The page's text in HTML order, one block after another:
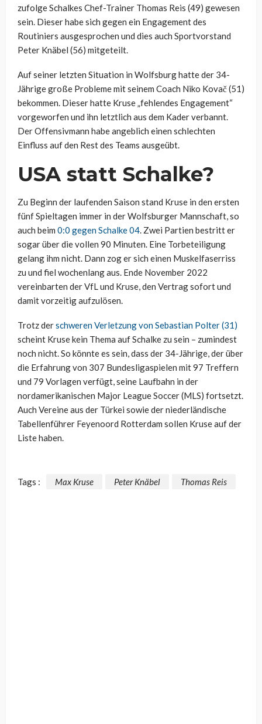
zufolge Schalkes Chef-Trainer Thomas Reis (49) gewesen
sein. Dieser habe sich gegen ein Engagement des
Routiniers ausgesprochen und dies auch Sportvorstand
Peter Knäbel (56) mitgeteilt.
Auf seiner letzten Situation in Wolfsburg hatte der 34-
Jährige große Probleme mit seinem Coach Niko Kovač (51)
bekommen. Dieser hatte Kruse „fehlendes Engagement“
vorgeworfen und ihn letztlich aus dem Kader verbannt.
Der Offensivmann habeangeblich einen schlechten
Einfluss auf den Rest des Teams ausgeübt.
USA statt Schalke?
Zu Beginn der laufenden Saison stand Kruse in den ersten
fünf Spieltagen immer in der Wolfsburger Mannschaft, so
auch beim 0:0 gegen Schalke 04. Zwei Partien bestritt er
sogar über die vollen 90 Minuten. Eine Torbeteiligung
gelang ihm nicht. Dann zog er sich einen Muskelfaserriss
zu und fiel wochenlang aus. Ende November 2022
vereinbarten der VfL und Kruse, den Vertrag sofort und
damit vorzeitig aufzulösen.
Trotz derschweren Verletzung von Sebastian Polter (31)
scheint Kruse kein Thema auf Schalke zu sein – zumindest
noch nicht. So könnte es sein, dass der 34-Jährige, der über
die Erfahrung von 307 Bundesligaspielen mit 97 Treffern
und 79 Vorlagen verfügt, seine Laufbahn in der
nordamerikanischen Major League Soccer (MLS) fortsetzt.
Auch Vereine aus der Türkei sowie der niederländische
Tabellenführer Feyenoord Rotterdam sollen Kruse auf der
Liste haben.
Tags : Max Kruse Peter Knäbel Thomas Reis